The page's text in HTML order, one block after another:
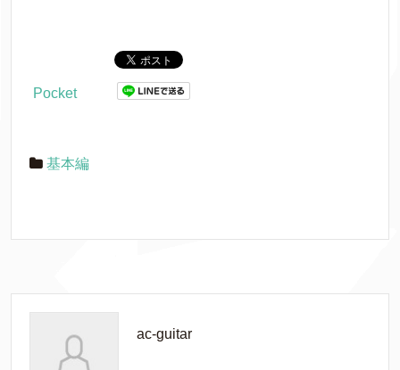
Pocket
基本編
ac-guitar